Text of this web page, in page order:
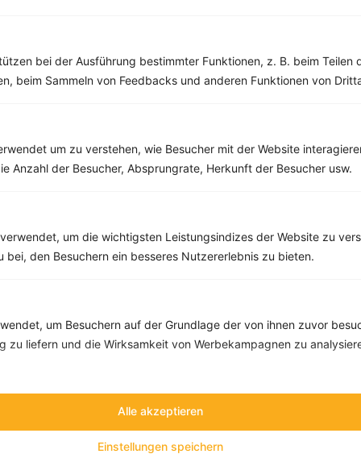
bei der Ausführung bestimmter Funktionen, z. B. beim Teilen
beim Sammeln von Feedbacks und anderen Funktionen von
um zu verstehen, wie Besucher mit der Website
Anzahl der Besucher, Absprungrate, Herkunft der Besucher usw.
um die wichtigsten Leistungsindizes der Website zu
bei, den Besuchern ein besseres Nutzererlebnis zu bieten.
um Besuchern auf der Grundlage der von ihnen zuvor
zu liefern und die Wirksamkeit von Werbekampagnen zu
Einstellungen speichern
Alle akzeptieren
Kohlehydrate:53 g
Rezepte mit 500 bis 600 kcal
Rezepte
‹ ›
Kalorien:573 kcal